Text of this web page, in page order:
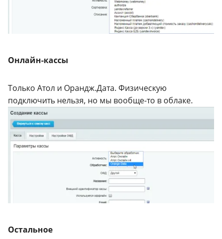
Онлайн-кассы
Только Атол и Орандж.Дата. Физическую
подключить нельзя, но мы вообще-то в облаке.
Остальное